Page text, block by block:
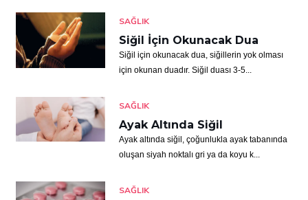
SAĞLIK
Siğil İçin Okunacak Dua
Siğil için okunacak dua, siğillerin yok olması
için okunan duadır. Siğil duası 3-5...
SAĞLIK
Ayak Altında Siğil
Ayak altında siğil, çoğunlukla ayak tabanında
oluşan siyah noktalı gri ya da koyu k...
SAĞLIK